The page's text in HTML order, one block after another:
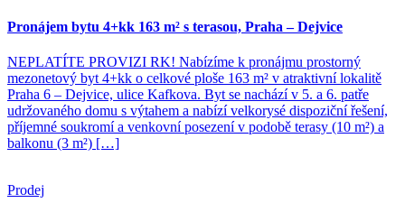
Pronájem bytu 4+kk 163 m² s terasou, Praha – Dejvice
NEPLATÍTE PROVIZI RK! Nabízíme k pronájmu prostorný
mezonetový byt 4+kk o celkové ploše 163 m² v atraktivní lokalitě
Praha 6 – Dejvice, ulice Kafkova. Byt se nachází v 5. a 6. patře
udržovaného domu s výtahem a nabízí velkorysé dispoziční řešení,
příjemné soukromí a venkovní posezení v podobě terasy (10 m²) a
balkonu (3 m²) […]
Prodej